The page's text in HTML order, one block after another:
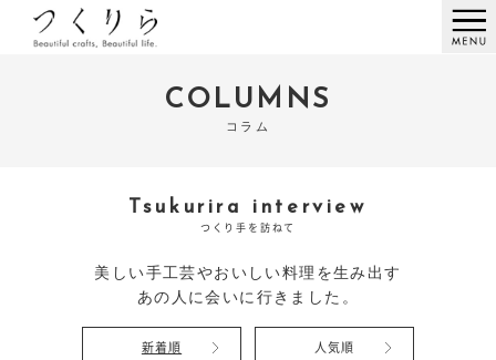
COLUMNS
コラム
Tsukurira interview
つくり手を訪ねて
美しい手工芸やおいしい料理を生み出す
あの人に会いに行きました。
新着順 人気順